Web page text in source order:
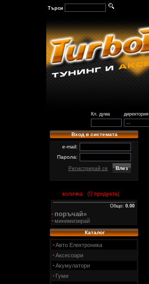
Търси
Кл. дума директория
Вход в системата
e-mail:
Парола:
Регистрирай се
количка (0 продукта)
Общо: 0.00
поръчай»
минимизирай
Каталог
Авто Електроника
Аксесоари
Акумулатори
Гуми